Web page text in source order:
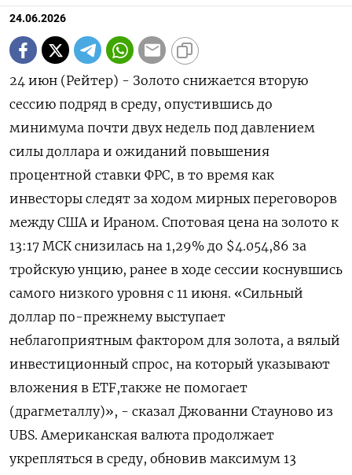
24.06.2026
24 июн (Рейтер) - Золото снижается вторую
сессию подряд в среду, опустившись до
минимума почти двух недель под давлением
силы доллара и ожиданий повышения
процентной ставки ФРС, ‌в то время как
инвесторы следят за ходом мирных переговоров
между США и Ираном. Спотовая цена на золото к
13:17 МСК снизилась на 1,29% до $4.054,86 ​за
тройскую унцию, ранее ​в ходе сессии ​коснувшись
самого низкого ⁠уровня с 11 июня. «Сильный
доллар по-прежнему выступает
‌неблагоприятным фактором для золота, а вялый
‌инвестиционный спрос, на который указывают
вложения в ETF,также не помогает
(драгметаллу)», - сказал Джованни Стауново из ​
UBS. Американская валюта продолжает
укрепляться в среду, обновив максимум 13